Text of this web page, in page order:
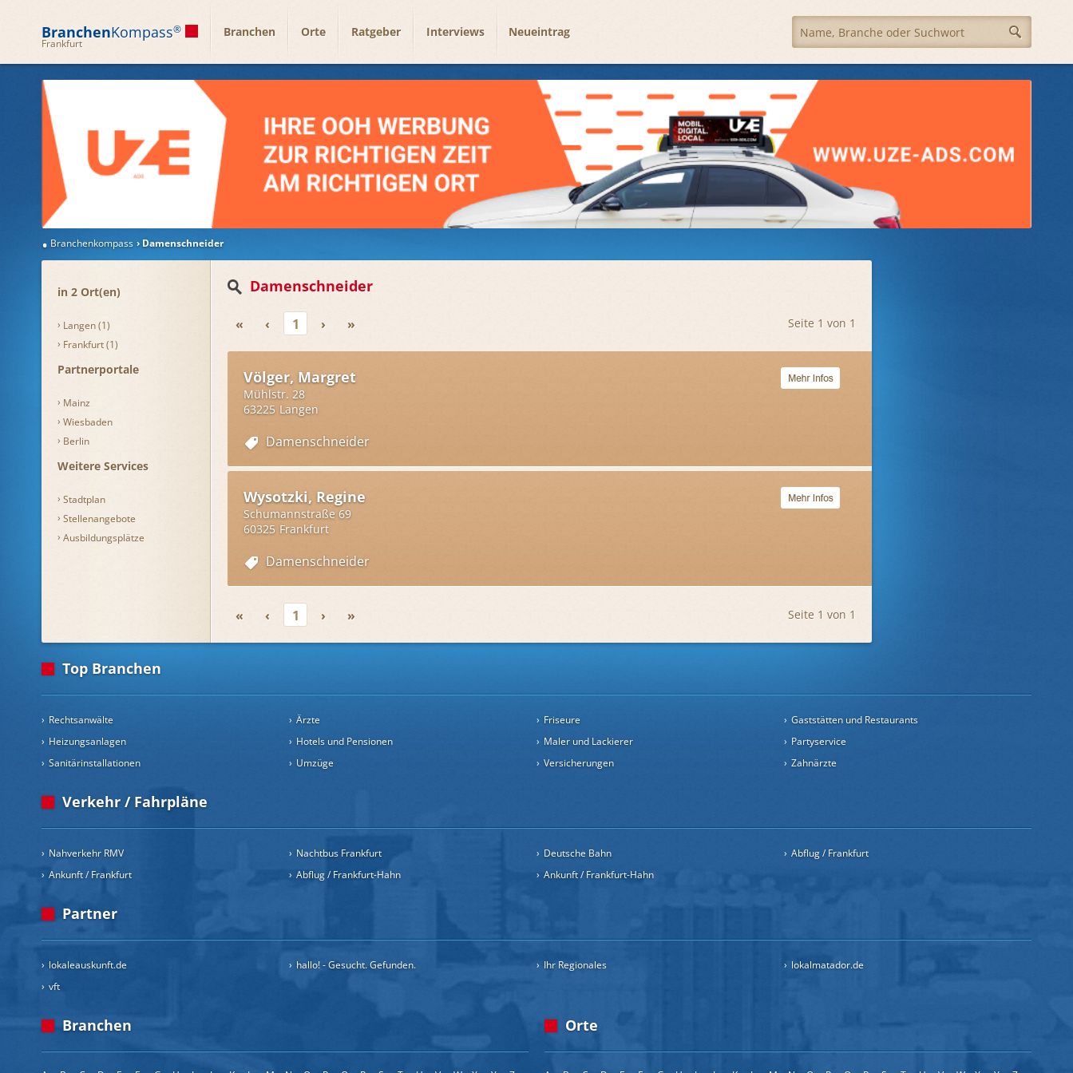
BranchenKompass®
Frankfurt
Branchen Orte Ratgeber Interviews Neueintrag
Branchenkompass Damenschneider
in 2 Ort(en)
Langen (1)
Frankfurt (1)
Partnerportale
Mainz
Wiesbaden
Berlin
Weitere Services
Stadtplan
Stellenangebote
Ausbildungsplätze
Damenschneider
« ‹ 1 › » Seite 1 von 1
Völger, Margret
Mühlstr. 28
63225 Langen
Damenschneider
Wysotzki, Regine
Schumannstraße 69
60325 Frankfurt
Damenschneider
« ‹ 1 › » Seite 1 von 1
Top Branchen
Rechtsanwälte Ärzte Friseure
Gaststätten und Restaurants
Heizungsanlagen
Hotels und Pensionen Maler und Lackierer
Partyservice
Sanitärinstallationen
Umzüge Versicherungen Zahnärzte
Verkehr / Fahrpläne
Nahverkehr RMV Nachtbus Frankfurt Deutsche Bahn
Abflug / Frankfurt
Ankunft / Frankfurt
Abflug / Frankfurt-Hahn Ankunft / Frankfurt-Hahn
Partner
lokaleauskunft.de hallo! - Gesucht. Gefunden. Ihr Regionales
lokalmatador.de
vft
Branchen Orte